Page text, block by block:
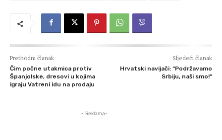
Prethodni članak
Čim počne utakmica protiv
Španjolske, dresovi u kojima
igraju Vatreni idu na prodaju
Sljedeći članak
Hrvatski navijači: “Podržavamo
Srbiju, naši smo!”
- Reklama-